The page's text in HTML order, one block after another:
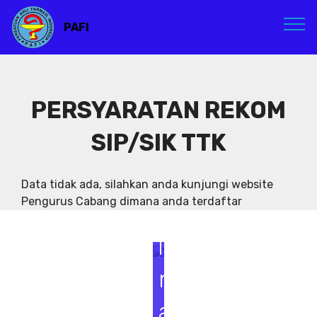
PAFI
PERSYARATAN REKOM
SIP/SIK TTK
Data tidak ada, silahkan anda kunjungi website
Pengurus Cabang dimana anda terdaftar
S
e
m
i
n
a